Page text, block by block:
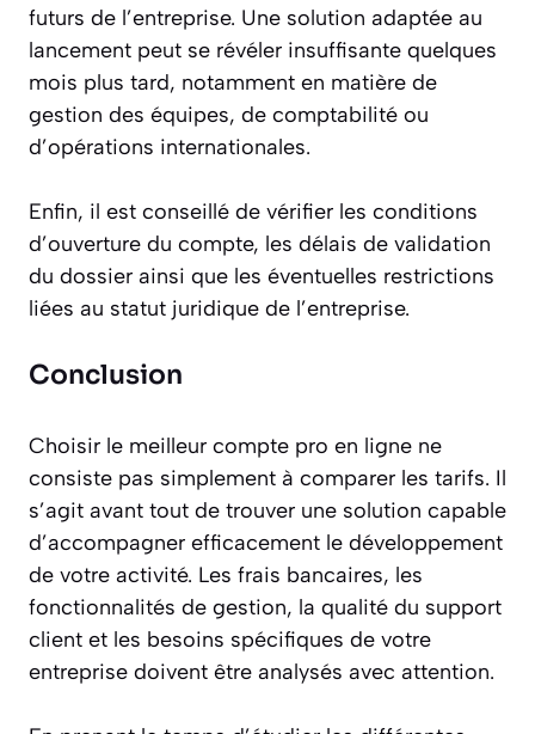
futurs de l’entreprise. Une solution adaptée au
lancement peut se révéler insuffisante quelques
mois plus tard, notamment en matière de
gestion des équipes, de comptabilité ou
d’opérations internationales.
Enfin, il est conseillé de vérifier les conditions
d’ouverture du compte, les délais de validation
du dossier ainsi que les éventuelles restrictions
liées au statut juridique de l’entreprise.
Conclusion
Choisir le meilleur compte pro en ligne ne
consiste pas simplement à comparer les tarifs. Il
s’agit avant tout de trouver une solution capable
d’accompagner efficacement le développement
de votre activité. Les frais bancaires, les
fonctionnalités de gestion, la qualité du support
client et les besoins spécifiques de votre
entreprise doivent être analysés avec attention.